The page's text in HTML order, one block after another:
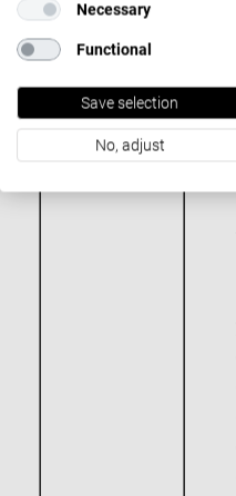
Necessary
Functional
Save selection
No, adjust